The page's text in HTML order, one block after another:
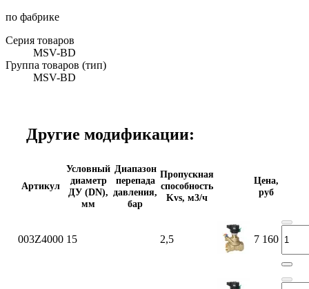
по фабрике
Серия товаров
MSV-BD
Группа товаров (тип)
MSV-BD
Другие модификации:
Артикул
Условный
диаметр
ДУ (DN),
мм
Диапазон
перепада
давления,
бар
Пропускная
способность
Kvs, м3/ч
Цена,
руб
003Z4000 15 2,5 7 160